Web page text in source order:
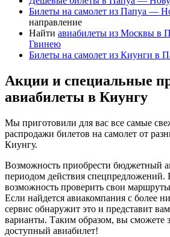
Билеты на самолет из Папуа —
направление
Найти авиабилеты из Москвы в
Гвинею
Билеты на самолет из Киунги
Акции и специальные
авиабилеты в Киунгу
Мы приготовили для вас все самые
распродажи билетов на самолет от
Киунгу.
Возможность приобрести бюджетный
периодом действия спецпредложений.
возможность проверить свои
Если найдется авиакомпания с более
сервис обнаружит это и представит
варианты. Таким образом, вы сможете
доступный авиабилет!